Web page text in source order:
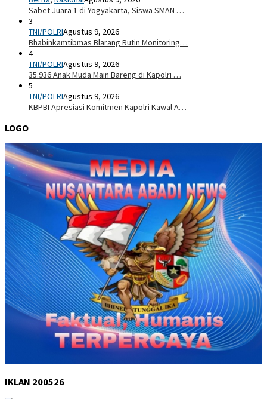
Sabet Juara 1 di Yogyakarta, Siswa SMAN …
3
TNI/POLRIAgustus 9, 2026
Bhabinkamtibmas Blarang Rutin Monitoring…
4
TNI/POLRIAgustus 9, 2026
35.936 Anak Muda Main Bareng di Kapolri …
5
TNI/POLRIAgustus 9, 2026
KBPBI Apresiasi Komitmen Kapolri Kawal A…
LOGO
IKLAN 200526